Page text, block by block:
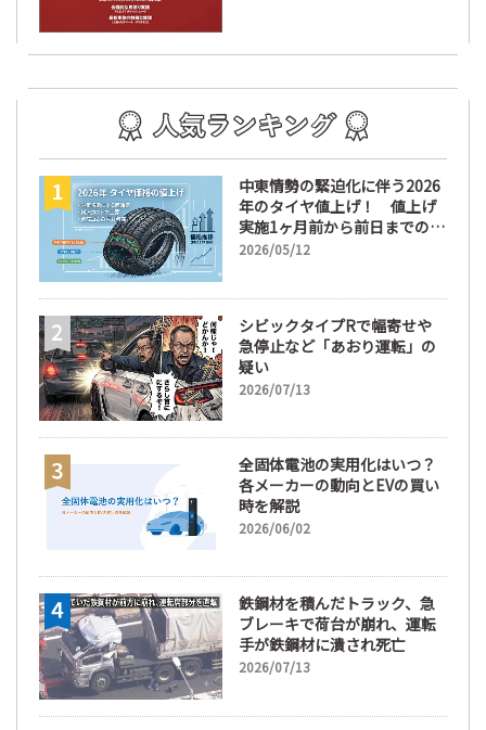
中東情勢の緊迫化に伴う2026
年のタイヤ値上げ！ 値上げ
実施1ヶ月前から前日までの期
間が販売において極めて重要
2026/05/12
シビックタイプRで幅寄せや
急停止など「あおり運転」の
疑い
2026/07/13
全固体電池の実用化はいつ？
各メーカーの動向とEVの買い
時を解説
2026/06/02
鉄鋼材を積んだトラック、急
ブレーキで荷台が崩れ、運転
手が鉄鋼材に潰され死亡
2026/07/13